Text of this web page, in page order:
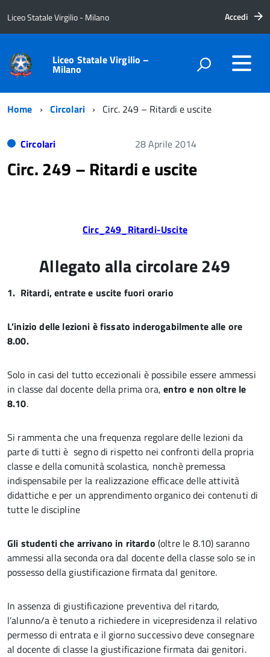
Liceo Statale Virgilio - Milano Accedi
Liceo Statale Virgilio –
Milano
Home Circolari Circ. 249 – Ritardi e uscite
Circolari 28 Aprile 2014
Circ. 249 – Ritardi e uscite
Circ_249_Ritardi-Uscite
Allegato alla circolare 249
1. Ritardi, entrate e uscite fuori orario
L’inizio delle lezioni è fissato inderogabilmente alle ore
8.00.
Solo in casi del tutto eccezionali è possibile essere ammessi
in classe dal docente della prima ora,entro e non oltre le
8.10.
Si rammenta che una frequenza regolare delle lezioni da
parte di tutti è segno di rispetto nei confronti della propria
classe e della comunità scolastica, nonchè premessa
indispensabile per la realizzazione efficace delle attività
didattiche e per un apprendimento organico dei contenuti di
tutte le discipline
Gli studenti che arrivano in ritardo (oltre le 8.10) saranno
ammessi alla seconda ora dal docente della classe solo se in
possesso della giustificazione firmata dal genitore.
In assenza di giustificazione preventiva del ritardo,
l’alunno/a è tenuto a richiedere in vicepresidenza il relativo
permesso di entrata e il giorno successivo deve consegnare
al docente di classe la giustificazione firmata dai genitori.